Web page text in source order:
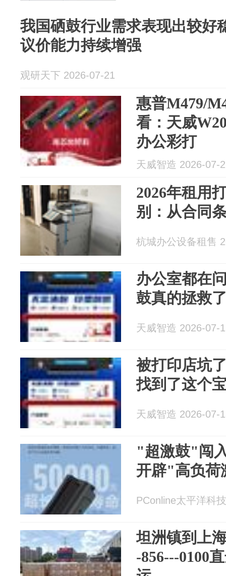
我国硒鼓‌‌‌行业需求表现出较好
议价能力持续增强
观研天下 2026-07-21
惠普M479/
看：天威
办公彩打
天威智造 2026-07-
2026年租用
别：从合同
杭城办公设备租售
办公室都在
鼓真的拯救
天威智造 2026-07-
被打印店坑
找到了这个
天威智造 2026-07-
"超激鼓"闯
开辟"高负荷
PConline太平洋科
坦洲镇到上
-856---0100